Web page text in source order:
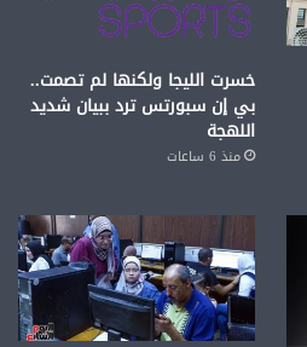
خسرت الليجا ولكنها لم تصمت..
بي إن سبورتس ترد ببيان شديد
اللهجة
منذ 6 ساعات